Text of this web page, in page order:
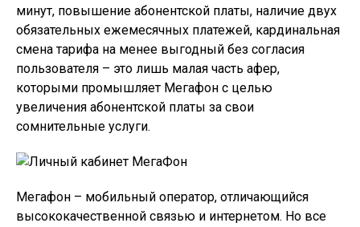
минут, повышение абонентской платы, наличие двух
обязательных ежемесячных платежей, кардинальная
смена тарифа на менее выгодный без согласия
пользователя – это лишь малая часть афер,
которыми промышляет Мегафон с целью
увеличения абонентской платы за свои
сомнительные услуги.
Мегафон – мобильный оператор, отличающийся
высококачественной связью и интернетом. Но все